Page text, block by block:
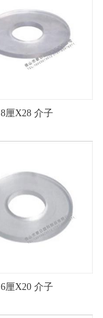
8厘X28 介子
6厘X20 介子